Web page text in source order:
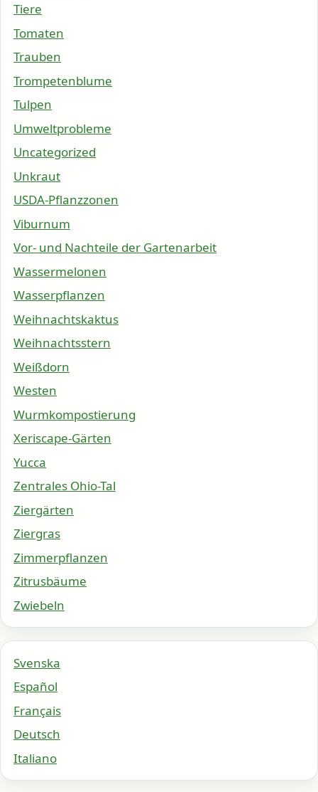
Tiere
Tomaten
Trauben
Trompetenblume
Tulpen
Umweltprobleme
Uncategorized
Unkraut
USDA-Pflanzzonen
Viburnum
Vor- und Nachteile der Gartenarbeit
Wassermelonen
Wasserpflanzen
Weihnachtskaktus
Weihnachtsstern
Weißdorn
Westen
Wurmkompostierung
Xeriscape-Gärten
Yucca
Zentrales Ohio-Tal
Ziergärten
Ziergras
Zimmerpflanzen
Zitrusbäume
Zwiebeln
Svenska
Español
Français
Deutsch
Italiano